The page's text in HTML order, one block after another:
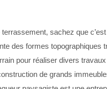
sachez que
des formes topographiques
pour réaliser divers
de grands